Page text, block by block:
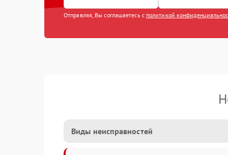
Отправляя, Вы соглашаетесь с политикой
Виды неисправностей